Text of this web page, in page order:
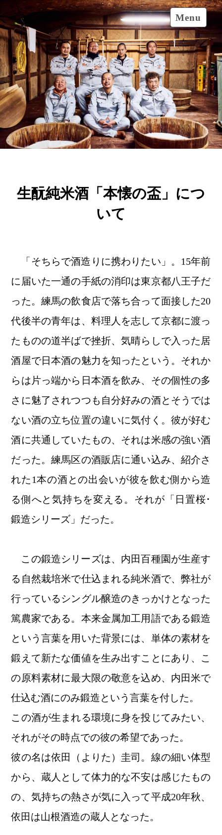
to
content
Menu
生酛純米酒「本懐の盃」につ
いて
「そちらで酒造りに携わりたい」。15年前
に届いた一通の手紙の消印は東京都八王子だ
った。練馬の飲食店で落ち合って面接した20
代後半の青年は、料理人を志して京都に渡っ
たものの道半ばで挫折、気晴らしで入った居
酒屋で日本酒の魅力を知ったという。それか
らは片っ端から日本酒を飲み、その個性の多
さに魅了されつつも自分好みの酒とそうでは
ない酒の立ち位置の違いに気付く。彼が好む
酒に共通していたもの、それは米感の強い酒
だった。練馬区の酒販店に通い込み、紹介さ
れた1本の酒との出会いが彼を飲む側から造
る側へと気持ちを変える。それが「日置桜･
鍛造シリーズ」だった。
この鍛造シリーズは、内田百種園が生産す
る自然栽培米で仕込まれる純米酒で、弊社が
行っているシングル醸造のきっかけとなった
篤農家である。本来金属加工用語である鍛造
という言葉を用いた背景には、単体の素材を
鍛えて新たな価値を生み出すことにあり、こ
の原料素材に最大限の敬意を込め、内田米で
仕込む酒にのみ鍛造という言葉を付した。
この酒が生まれる環境に身を投じてみたい、
それがその時点での彼の希望であった。
彼の名は依田（よりた）圭司。線の細い体型
から、蔵人として体力的な不安は感じたもの
の、気持ちの熱さが気に入って平成20年秋、
依田は山根酒造の蔵人となった。